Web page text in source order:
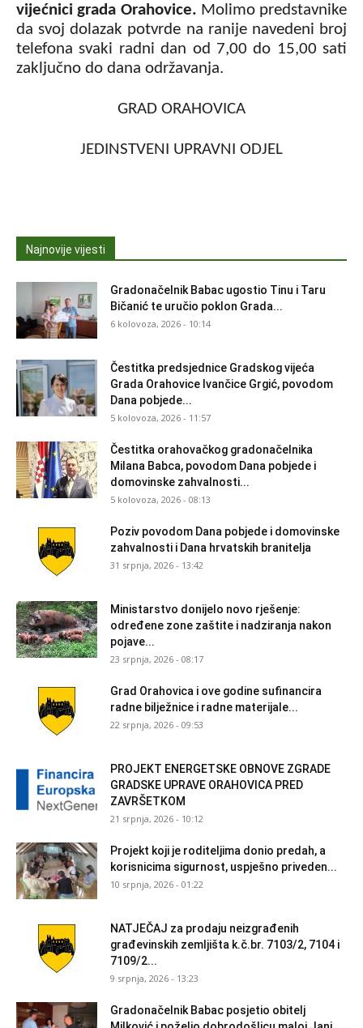
vijećnici grada Orahovice. Molimo predstavnike
da svoj dolazak potvrde na ranije navedeni broj
telefona svaki radni dan od 7,00 do 15,00 sati
zaključno do dana održavanja.
GRAD ORAHOVICA
JEDINSTVENI UPRAVNI ODJEL
Najnovije vijesti
Gradonačelnik Babac ugostio Tinu i Taru
Bičanić te uručio poklon Grada...
6 kolovoza, 2026 - 10:14
Čestitka predsjednice Gradskog vijeća
Grada Orahovice Ivančice Grgić, povodom
Dana pobjede...
5 kolovoza, 2026 - 11:57
Čestitka orahovačkog gradonačelnika
Milana Babca, povodom Dana pobjede i
domovinske zahvalnosti...
5 kolovoza, 2026 - 08:13
Poziv povodom Dana pobjede i domovinske
zahvalnosti i Dana hrvatskih branitelja
31 srpnja, 2026 - 13:42
Ministarstvo donijelo novo rješenje:
određene zone zaštite i nadziranja nakon
pojave...
23 srpnja, 2026 - 08:17
Grad Orahovica i ove godine sufinancira
radne bilježnice i radne materijale...
22 srpnja, 2026 - 09:53
PROJEKT ENERGETSKE OBNOVE ZGRADE
GRADSKE UPRAVE ORAHOVICA PRED
ZAVRŠETKOM
21 srpnja, 2026 - 10:12
Projekt koji je roditeljima donio predah, a
korisnicima sigurnost, uspješno priveden...
10 srpnja, 2026 - 01:22
NATJEČAJ za prodaju neizgrađenih
građevinskih zemljišta k.č.br. 7103/2, 7104 i
7109/2...
9 srpnja, 2026 - 13:23
Gradonačelnik Babac posjetio obitelj